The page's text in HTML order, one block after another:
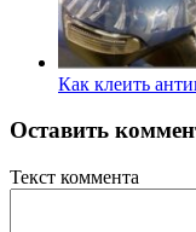
Как клеить
Оставить
Текст коммента